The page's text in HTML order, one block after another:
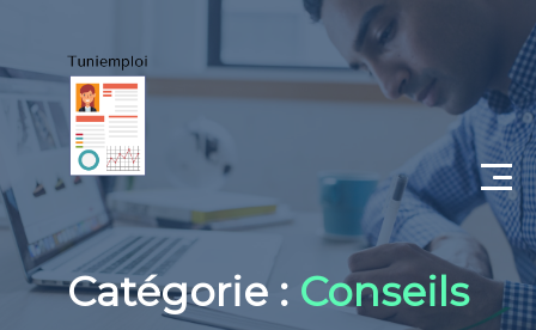
Lettre de motivation
Catégorie : Conseils